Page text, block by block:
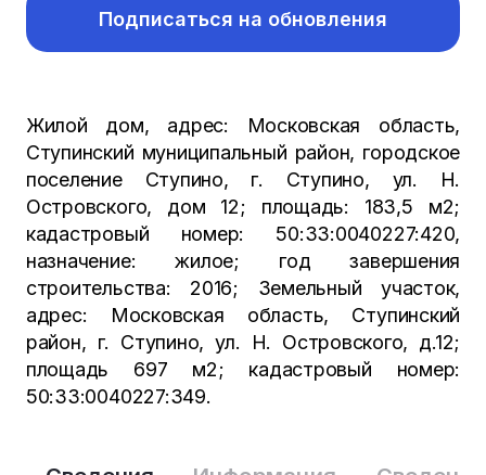
Подписаться на обновления
Жилой дом, адрес: Московская область,
Ступинский муниципальный район, городское
поселение Ступино, г. Ступино, ул. Н.
Островского, дом 12; площадь: 183,5 м2;
кадастровый номер: 50:33:0040227:420,
назначение: жилое; год завершения
строительства: 2016; Земельный участок,
адрес: Московская область, Ступинский
район, г. Ступино, ул. Н. Островского, д.12;
площадь 697 м2; кадастровый номер:
50:33:0040227:349.